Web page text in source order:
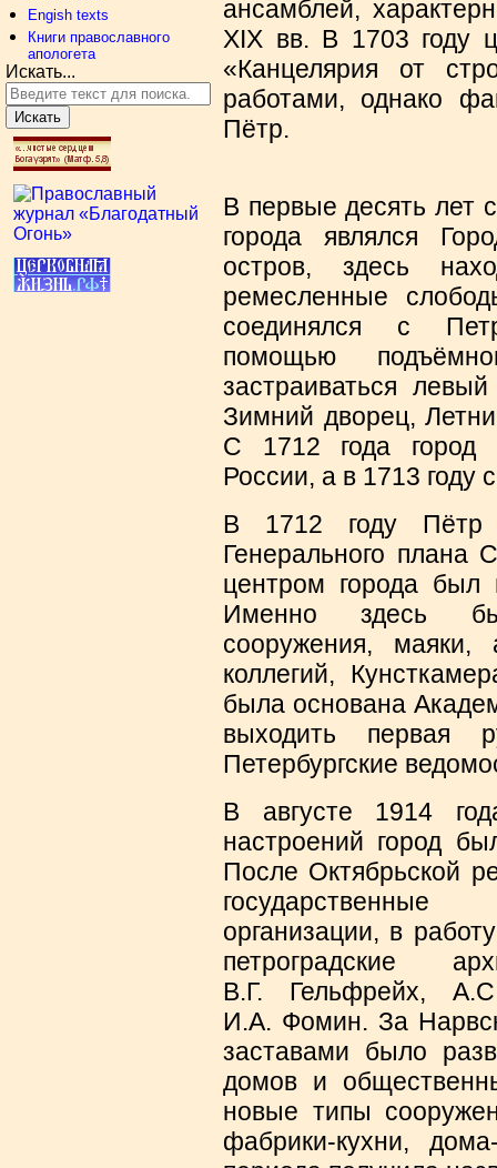
Engish texts
Книги православного
апологета
Искать...
Искать
ансамблей,
XIX вв. В 1703 году
«Канцелярия от
работами, однако
Пётр.
В первые десять лет
города являлся
остров, здесь
ремесленные
соединялся с
помощью
застраиваться
Зимний дворец,
С 1712 года город
России, а в 1713 году
В 1712 году Пётр
Генерального плана
центром города был
Именно здесь
сооружения, маяки,
коллегий,
была основана
выходить первая
Петербургские
В августе 1914
настроений город
После Октябрьской
государственные
организации, в
петроградские
В.Г. Гельфрейх,
И.А. Фомин. За
заставами было
домов и
новые типы
фабрики-кухни,